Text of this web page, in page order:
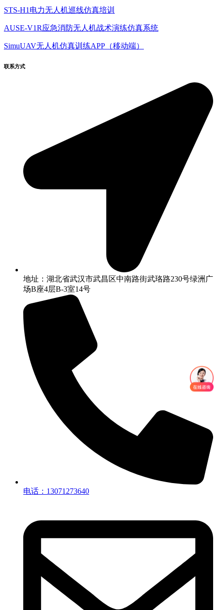
STS-H1电力无人机巡线仿真培训
AUSE-V1R应急消防无人机战术演练仿真系统
SimuUAV无人机仿真训练APP（移动端）
联系方式
地址：湖北省武汉市武昌区中南路街武珞路230号绿洲广
场B座4层B-3室14号
电话：13071273640